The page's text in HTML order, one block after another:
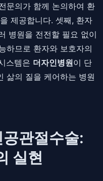
문의가 함께 논의하여 환
제공합니다. 셋째, 환자
병원을 전전할 필요 없이
하므로 환자와 보호자의
스템은 더자인병원이 단
삶의 질을 케어하는 병원
관절수술:
실현